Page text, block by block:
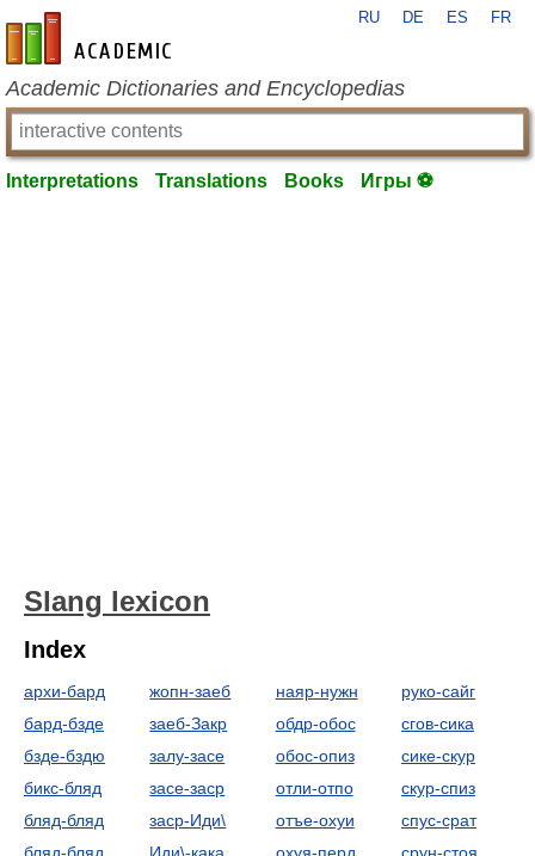
en-academic.com
RU DE ES FR
Academic Dictionaries and Encyclopedias
Interpretations Translations Books Игры ⚽
Slang lexicon
Index
архи-бард
бард-бзде
бзде-бздю
бикс-бляд
бляд-бляд
жопн-заеб
заеб-Закр
залу-засе
засе-заср
заср-Иди\
наяр-нужн
обдр-обос
обос-опиз
отли-отпо
отъе-охуи
руко-сайг
сгов-сика
сике-скур
скур-спиз
спус-срат